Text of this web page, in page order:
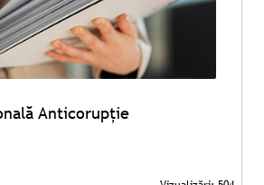
Anticorupție